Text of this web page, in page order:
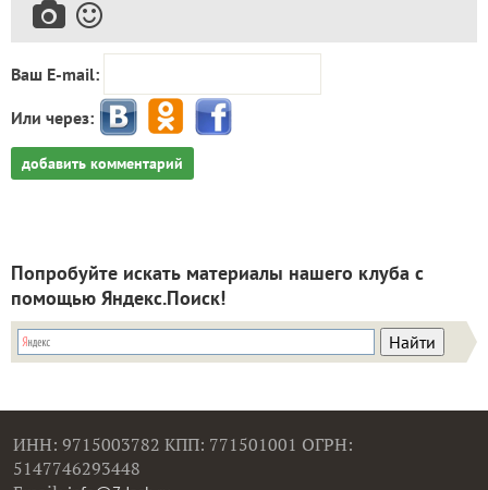
Ваш E-mail:
Или через:
добавить комментарий
Попробуйте искать материалы нашего клуба с
помощью Яндекс.Поиск!
ИНН: 9715003782 КПП: 771501001 ОГРН:
5147746293448